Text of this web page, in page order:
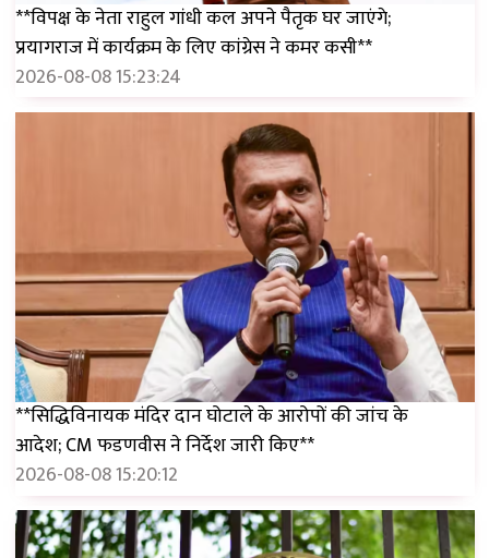
**विपक्ष के नेता राहुल गांधी कल अपने पैतृक घर जाएंगे;
प्रयागराज में कार्यक्रम के लिए कांग्रेस ने कमर कसी**
2026-08-08 15:23:24
**सिद्धिविनायक मंदिर दान घोटाले के आरोपों की जांच के
आदेश; CM फडणवीस ने निर्देश जारी किए**
2026-08-08 15:20:12